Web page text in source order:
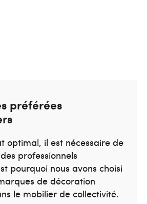
préférées
optimal, il est nécessaire de
professionnels
pourquoi nous avons choisi
de décoration
le mobilier de collectivité.